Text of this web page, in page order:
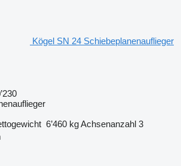
Kögel SN 24 Schiebeplanenauflieger
6’460 kgAchsenanzahl 3